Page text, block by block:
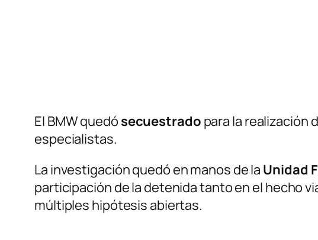
El BMW quedó secuestrado para la realización
especialistas.
La investigación quedó en manos de la Unidad
participación de la detenida tanto en el hecho
múltiples hipótesis abiertas.